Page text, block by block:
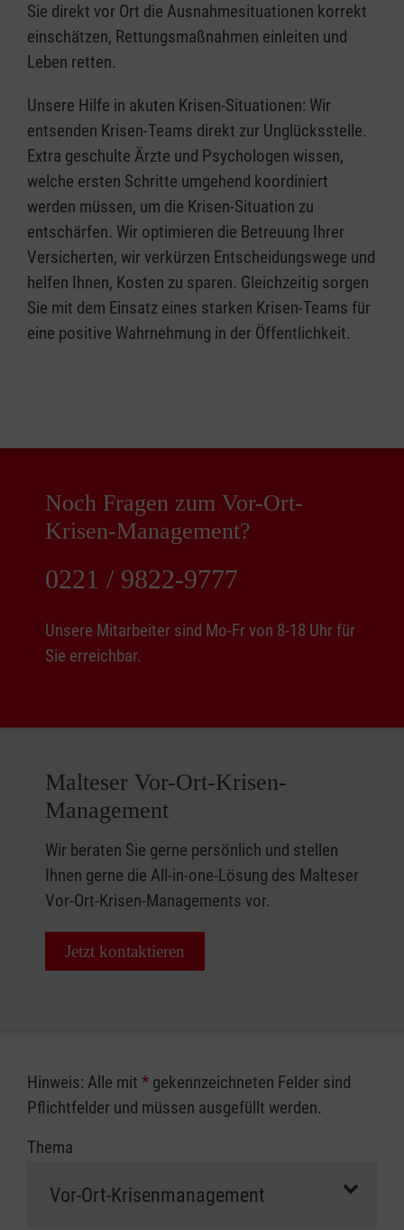
Sie direkt vor Ort die Ausnahmesituationen korrekt
einschätzen, Rettungsmaßnahmen einleiten und
Leben retten.
Unsere Hilfe in akuten Krisen-Situationen: Wir
entsenden Krisen-Teams direkt zur Unglücksstelle.
Extra geschulte Ärzte und Psychologen wissen,
welche ersten Schritte umgehend koordiniert
werden müssen, um die Krisen-Situation zu
entschärfen. Wir optimieren die Betreuung Ihrer
Versicherten, wir verkürzen Entscheidungswege und
helfen Ihnen, Kosten zu sparen. Gleichzeitig sorgen
Sie mit dem Einsatz eines starken Krisen-Teams für
eine positive Wahrnehmung in der Öffentlichkeit.
Noch Fragen zum Vor-Ort-
Krisen-Management?
0221 / 9822-9777
Unsere Mitarbeiter sind Mo-Fr von 8-18 Uhr für
Sie erreichbar.
Malteser Vor-Ort-Krisen-
Management
Wir beraten Sie gerne persönlich und stellen
Ihnen gerne die All-in-one-Lösung des Malteser
Vor-Ort-Krisen-Managements vor.
Jetzt kontaktieren
Hinweis: Alle mit * gekennzeichneten Felder sind
Pflichtfelder und müssen ausgefüllt werden.
Thema